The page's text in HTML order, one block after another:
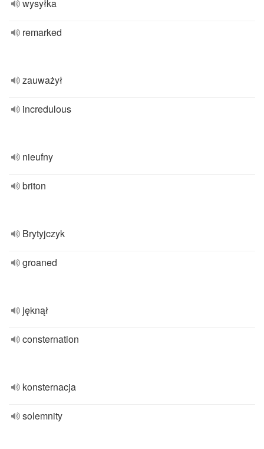
wysyłka
remarked
zauważył
incredulous
nieufny
briton
Brytyjczyk
groaned
jęknął
consternation
konsternacja
solemnity